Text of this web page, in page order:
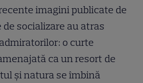
imagini publicate de
socializare au atras
o curte
ca un resort de
și natura se îmbină